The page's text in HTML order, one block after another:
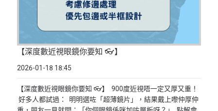
【深度數近視眼鏡你要知 👓】
2026-01-18 18:45
【深度數近視眼鏡你要知 👓】 900度近視唔一定又厚又重！
好多人都試過： 明明選咗「超薄鏡片」，結果戴上嚟仲厚仲